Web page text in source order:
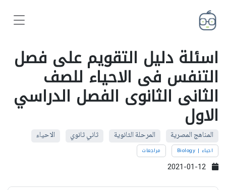
اسئلة دليل التقويم على فصل
التنفس فى الاحياء للصف
الثانى الثانوى الفصل الدراسي
الاول
المناهج المصرية المرحلة الثانوية ثاني ثانوي الاحياء
احياء | Biology مراجعات